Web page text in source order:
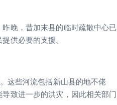
晚，昔加末县的临时疏散中心已
供必要的支援。
这些河流包括新山县的地不佬
致进一步的洪灾，因此相关部门